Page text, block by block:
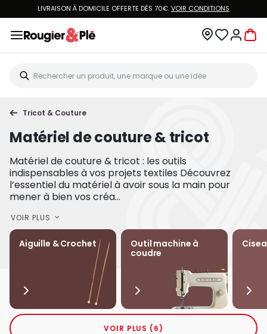
LIVRAISON À DOMICILE OFFERTE DÈS 70€.VOIR CONDITIONS
Tricot & Couture
Matériel de couture & tricot
Matériel de couture & tricot : les outils
indispensables à vos projets textiles Découvrez
l’essentiel du matériel à avoir sous la main pour
mener à bien vos créa...
VOIR PLUS
Aiguille & Crochet
Outil machine à
coudre
VOIR PLUS (6)